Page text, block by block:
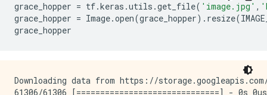
grace_hopper = tf.keras .utils .get_file( 'image.jpg' ,
grace_hopper = Image.open(grace_hopper) . resize(
grace_hopper
Downloading data from https://